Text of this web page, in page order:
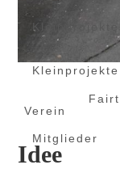
Kleinprojekte
Verein
Mitglieder
Idee